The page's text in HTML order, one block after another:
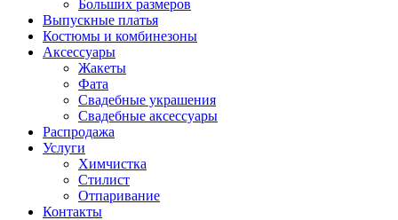
Больших размеров
Выпускные платья
Костюмы и комбинезоны
Аксессуары
Жакеты
Фата
Свадебные украшения
Свадебные аксессуары
Распродажа
Услуги
Химчистка
Стилист
Отпаривание
Контакты